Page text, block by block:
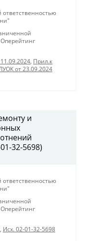
, Прил.к
от 23.09.2024
и
32-5698)
, Исх. 02-01-32-5698